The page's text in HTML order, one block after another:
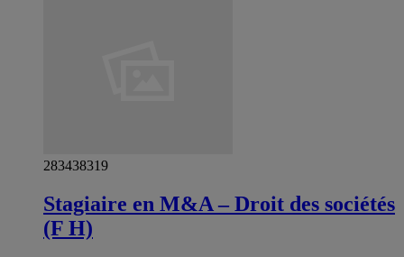
283438319
Stagiaire en M&A – Droit des sociétés
(F H)